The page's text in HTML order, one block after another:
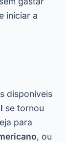
e iniciar a
disponíveis
se tornou
para
, ou